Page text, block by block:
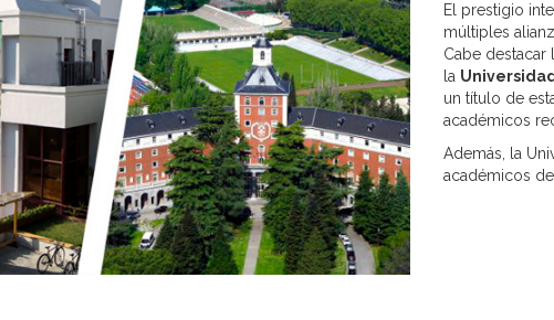
El prestigio
múltiples
Cabe
la
un título de
académicos
Además, la
académicos